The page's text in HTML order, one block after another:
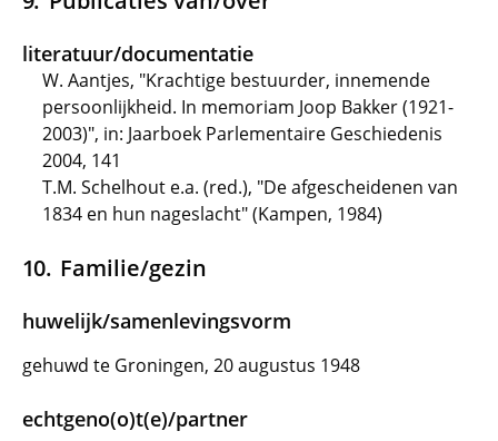
literatuur/documentatie
W. Aantjes, "Krachtige bestuurder, innemende
persoonlijkheid. In memoriam Joop Bakker (1921-
2003)", in: Jaarboek Parlementaire Geschiedenis
2004, 141
T.M. Schelhout e.a. (red.), "De afgescheidenen van
1834 en hun nageslacht" (Kampen, 1984)
Familie/gezin
huwelijk/samenlevingsvorm
gehuwd te Groningen, 20 augustus 1948
echtgeno(o)t(e)/partner